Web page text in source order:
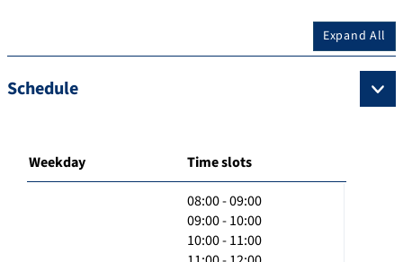
Expand All
Schedule
Weekday Time slots
08:00 - 09:00
09:00 - 10:00
10:00 - 11:00